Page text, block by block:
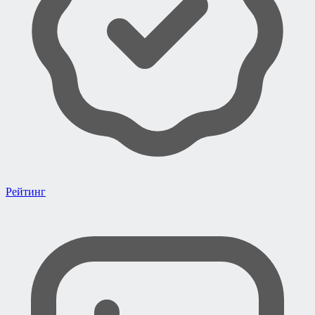
Рейтинг